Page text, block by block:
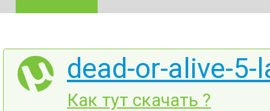
dead-or-alive-
Как тут скачать ?